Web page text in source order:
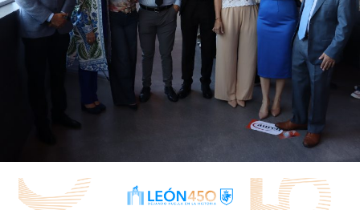
Territorial, se hará lo siguiente:
• Construcción de andadores de laja pórfido.
• Piso estampado de concreto premezclado.
• Mobiliario urbano fijo hecho en obra de mesas y sillas
• Al igual que bancas con respaldo, mesas y basureros.
• Juegos infantiles rehabilitados con pintura esmalte
• Módulo nuevo de sanitarios para hombres y mujeres.
• Alumbrado LED.
• Cisterna y un sistema de riego fijo.